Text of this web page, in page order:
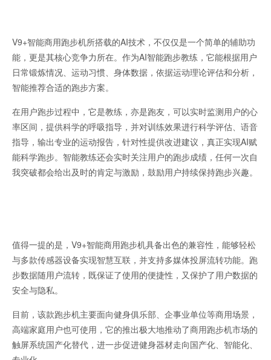
V9+智能商用跑步机所搭载的AI技术，不仅仅是一个简单的辅助功
能，更是其核心竞争力所在。作为AI智能跑步教练，它能根据用户
日常锻炼情况、运动习惯、身体数据，依据运动理论评估和分析，
智能推荐合适的跑步方案。
在用户跑步过程中，它是教练，亦是跑友，可以实时监测用户的心
率区间，提供科学的呼吸指导，并对训练效果进行科学评估、语音
指导，输出专业的运动报告，针对性提供改进建议，真正实现AI赋
能科学跑步。智能教练还会实时关注用户的跑步成绩，任何一次自
我突破都会给出及时的肯定与激励，鼓励用户持续保持跑步兴趣。
值得一提的是，V9+智能商用跑步机具备出色的兼容性，能够轻松
与多款传感器设备实现智慧互联，并支持多媒体投屏流转功能。跑
步数据随用户流转，既保证了使用的便捷性，又保护了用户数据的
安全与隐私。
目前，该款跑步机主要面向健身俱乐部、企事业单位等商用场景，
高端家庭用户也可使用，它的推出极大地推动了商用跑步机市场的
触屏系统国产化替代，进一步促进健身器材走向国产化、智能化、